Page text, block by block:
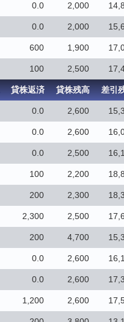
0.0 2,000
0.0 2,000
600 1,900
100 2,500
貸株返済 貸株残高 差引
0.0 2,600
0.0 2,600
0.0 2,500
100 2,200
200 2,300
2,300 2,500
200 4,700
0.0 2,600
0.0 2,600
1,200 2,600